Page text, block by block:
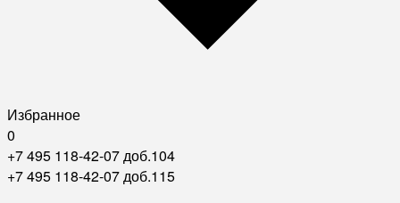
Избранное
0
+7 495 118-42-07 доб.104
+7 495 118-42-07 доб.115